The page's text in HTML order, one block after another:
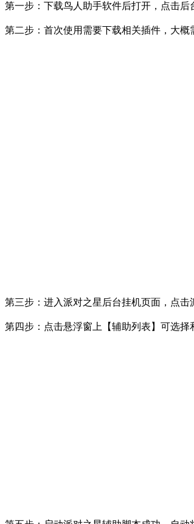
第一步：下载鸟人助手软件后打开，点击后
第二步：首次使用需要下载相关插件，大概
第三步：进入派对之星后台挂机页面，点击
第四步：点击悬浮窗上【辅助列表】可选择